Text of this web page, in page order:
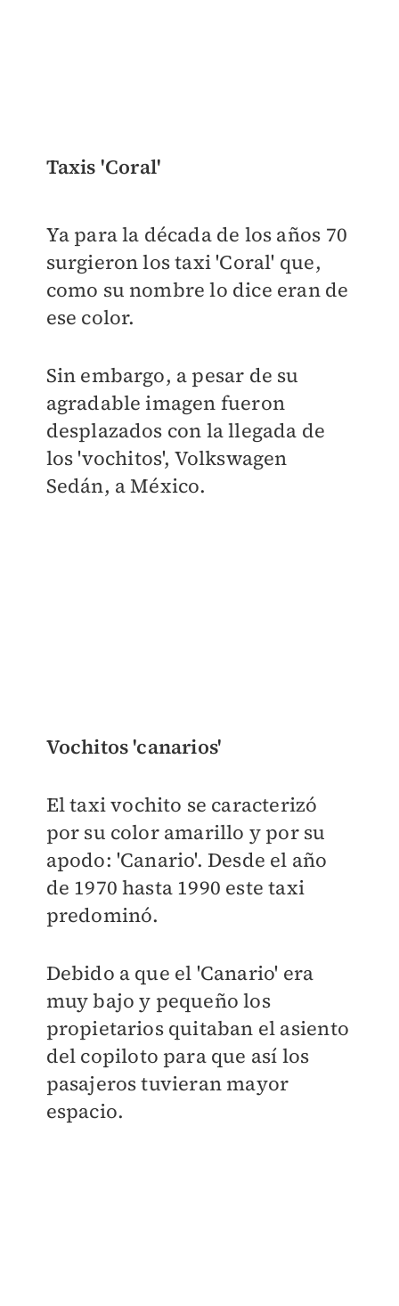
Taxis 'Coral'
Ya para la década de los años 70
surgieron los taxi 'Coral' que,
como su nombre lo dice eran de
ese color.
Sin embargo, a pesar de su
agradable imagen fueron
desplazados con la llegada de
los 'vochitos', Volkswagen
Sedán, a México.
Vochitos 'canarios'
El taxi vochito se caracterizó
por su color amarillo y por su
apodo: 'Canario'. Desde el año
de 1970 hasta 1990 este taxi
predominó.
Debido a que el 'Canario' era
muy bajo y pequeño los
propietarios quitaban el asiento
del copiloto para que así los
pasajeros tuvieran mayor
espacio.